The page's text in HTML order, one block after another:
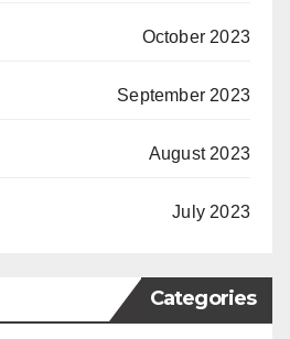
October 2023
September 2023
August 2023
July 2023
Categories